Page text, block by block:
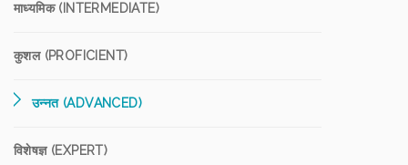
माध्यमिक (INTERMEDIATE)
कुशल (PROFICIENT)
उन्नत (ADVANCED)
विशेषज्ञ (EXPERT)